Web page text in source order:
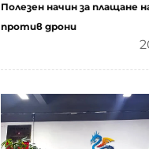
Полезен начин за плащане
против дрони